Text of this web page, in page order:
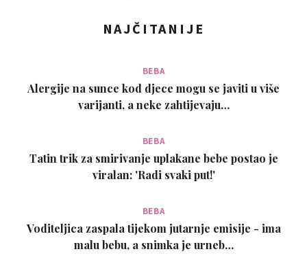
NAJČITANIJE
BEBA
Alergije na sunce kod djece mogu se javiti u više
varijanti, a neke zahtijevaju…
BEBA
Tatin trik za smirivanje uplakane bebe postao je
viralan: 'Radi svaki put!'
BEBA
Voditeljica zaspala tijekom jutarnje emisije - ima
malu bebu, a snimka je urneb…